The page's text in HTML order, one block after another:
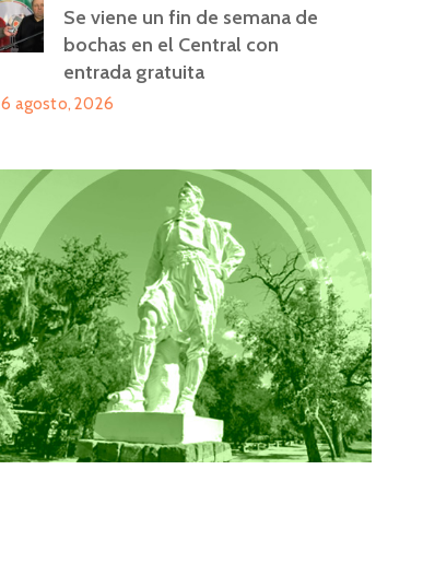
Se viene un fin de semana de
bochas en el Central con
entrada gratuita
6 agosto, 2026